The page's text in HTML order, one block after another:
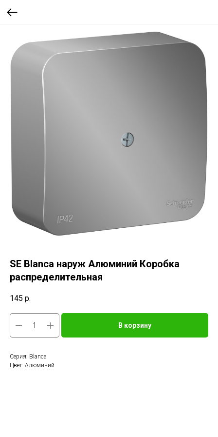
SE Blanca наруж Алюминий Коробка
распределительная
145 р.
В корзину
Серия: Blanca
Цвет: Алюминий